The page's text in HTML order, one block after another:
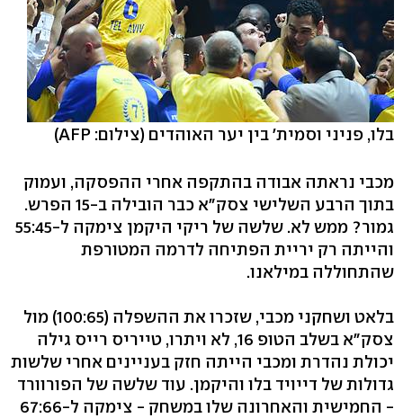
בלו, פניני וסמית' בין יער האוהדים (צילום: AFP)
מכבי נראתה אבודה בהתקפה אחרי ההפסקה, ועמוק
בתוך הרבע השלישי צסק"א כבר הובילה ב-15 הפרש.
גמור? ממש לא. שלשה של ריקי היקמן צימקה ל-55:45
והייתה רק יריית הפתיחה לדרמה המטורפת
שהתחוללה במילאנו.
בלאט ושחקני מכבי, שזכרו את ההשפלה (100:65) מול
צסק"א בשלב הטופ 16, לא ויתרו, טייריס רייס גילה
יכולת נהדרת ומכבי הייתה חזק בעניינים אחרי שלשות
גדולות של דייויד בלו והיקמן. עוד שלשה של הפורוורד
- החמישית והאחרונה שלו במשחק - צימקה ל-67:66